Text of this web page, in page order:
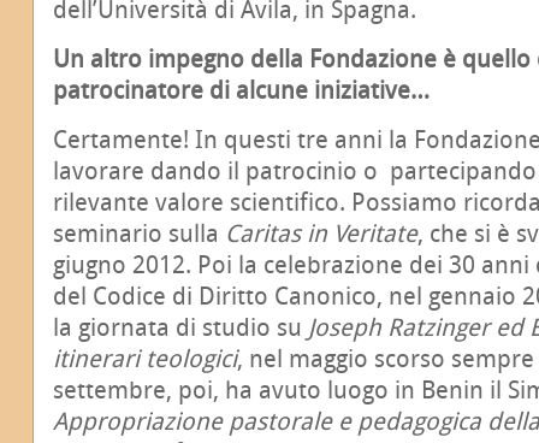
dell’Università di Avila, in Spagna.
Un altro impegno della Fondazione è
patrocinatore di alcune iniziative…
Certamente! In questi tre anni la
lavorare dando il patrocinio o
rilevante valore scientifico. Possiamo
seminario sulla Caritas in Veritate, che si è
giugno 2012. Poi la celebrazione dei 30
del Codice di Diritto Canonico, nel gennaio
la giornata di studio su Joseph Ratzinger ed
itinerari teologici, nel maggio scorso
settembre, poi, ha avuto luogo in Benin il
Appropriazione pastorale e pedagogica